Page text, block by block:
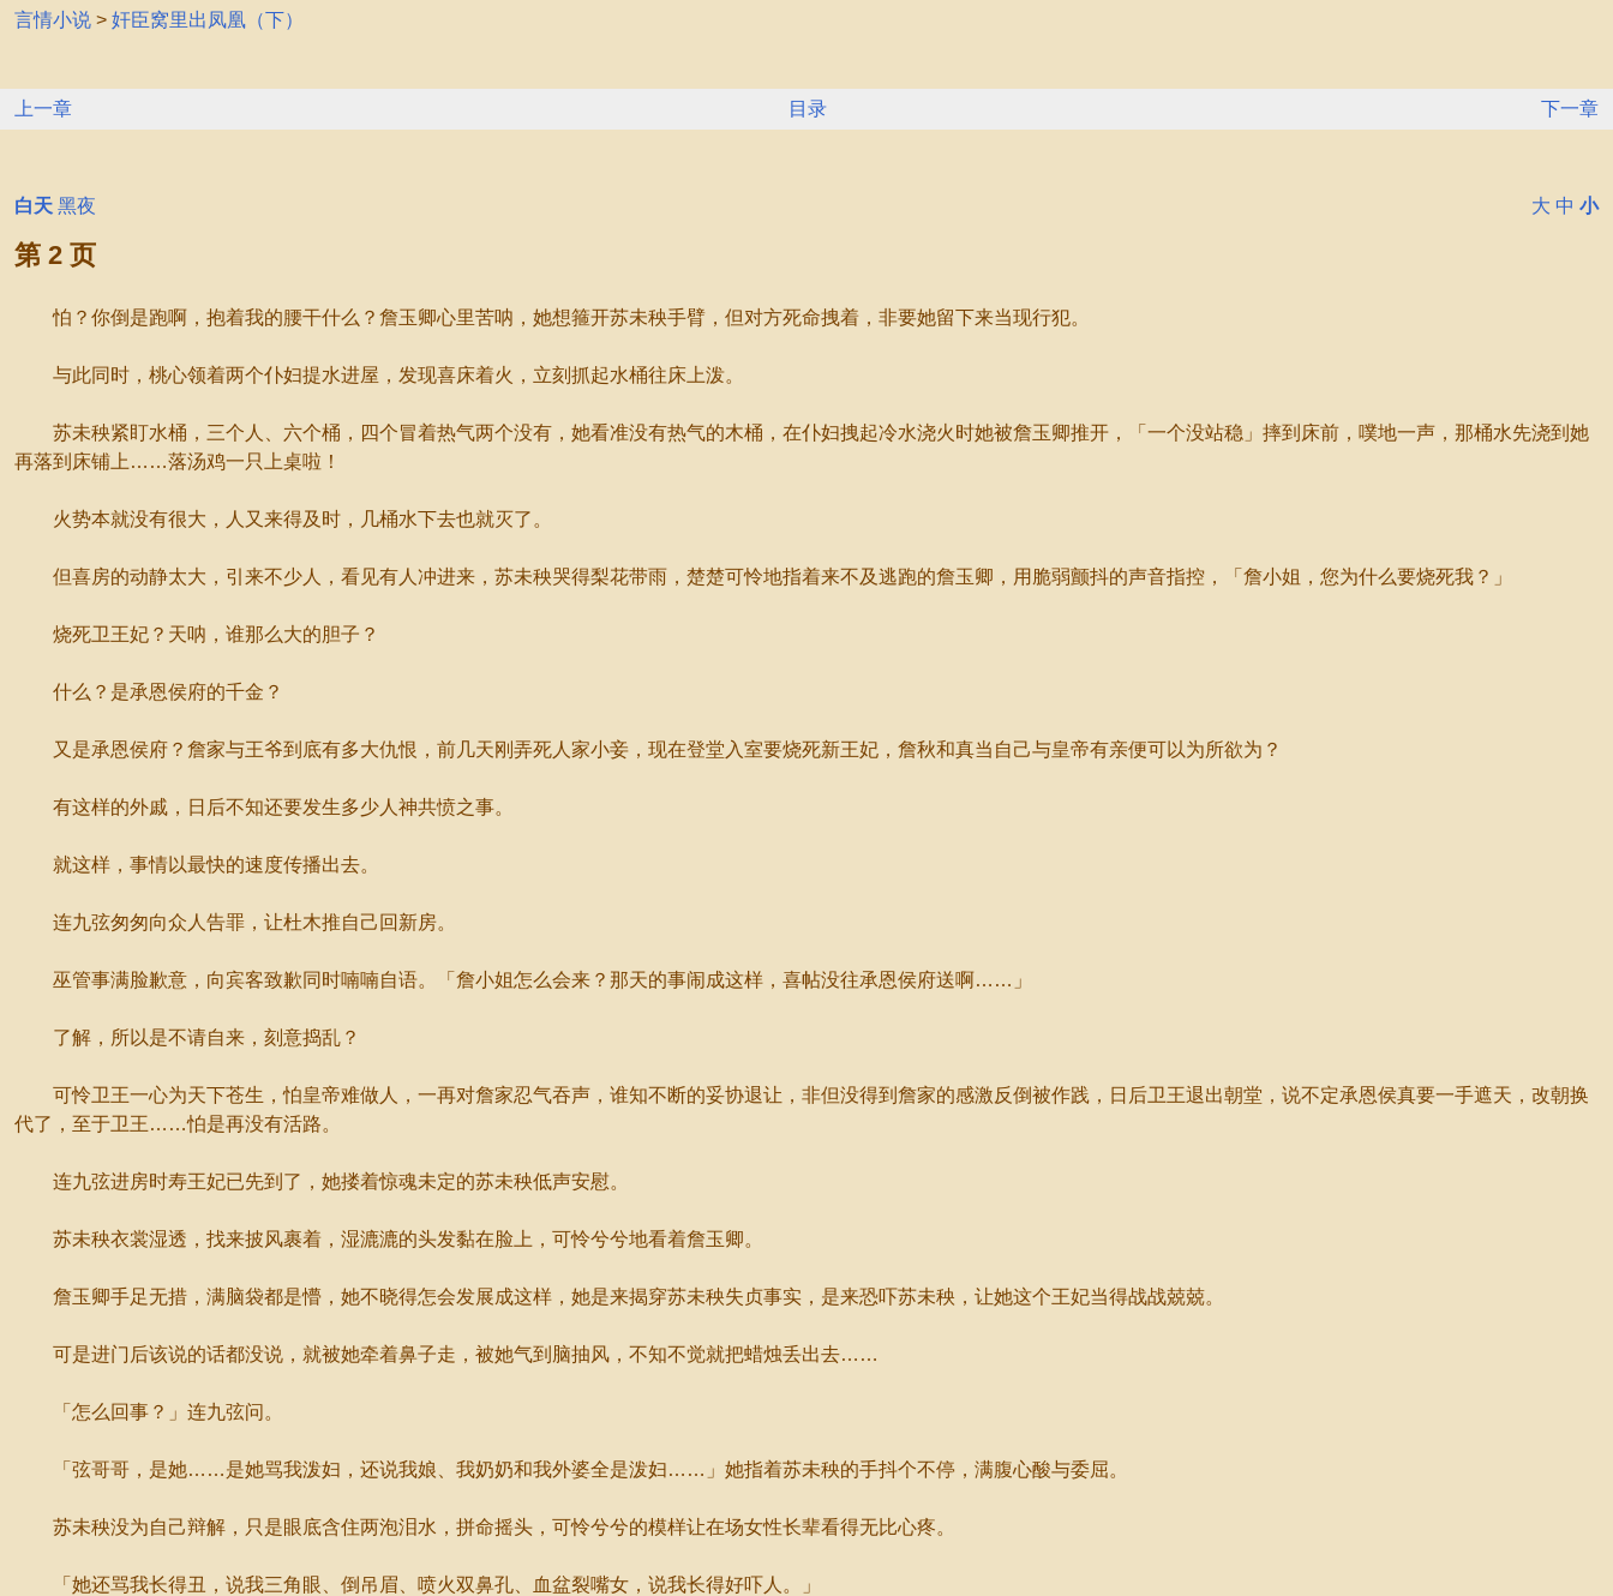
言情小说 > 奸臣窝里出凤凰（下）
上一章 目录 下一章
白天 黑夜 大 中 小
第 2 页
怕？你倒是跑啊，抱着我的腰干什么？詹玉卿心里苦呐，她想箍开苏未秧手臂，但对方死命拽着，非要她留下来当现行犯。
与此同时，桃心领着两个仆妇提水进屋，发现喜床着火，立刻抓起水桶往床上泼。
苏未秧紧盯水桶，三个人、六个桶，四个冒着热气两个没有，她看准没有热气的木桶，在仆妇拽起冷水浇火时她被詹玉卿推开，「一个没站稳」摔到床前，噗地一声，那桶水先浇到她
再落到床铺上……落汤鸡一只上桌啦！
火势本就没有很大，人又来得及时，几桶水下去也就灭了。
但喜房的动静太大，引来不少人，看见有人冲进来，苏未秧哭得梨花带雨，楚楚可怜地指着来不及逃跑的詹玉卿，用脆弱颤抖的声音指控，「詹小姐，您为什么要烧死我？」
烧死卫王妃？天呐，谁那么大的胆子？
什么？是承恩侯府的千金？
又是承恩侯府？詹家与王爷到底有多大仇恨，前几天刚弄死人家小妾，现在登堂入室要烧死新王妃，詹秋和真当自己与皇帝有亲便可以为所欲为？
有这样的外戚，日后不知还要发生多少人神共愤之事。
就这样，事情以最快的速度传播出去。
连九弦匆匆向众人告罪，让杜木推自己回新房。
巫管事满脸歉意，向宾客致歉同时喃喃自语。「詹小姐怎么会来？那天的事闹成这样，喜帖没往承恩侯府送啊……」
了解，所以是不请自来，刻意捣乱？
可怜卫王一心为天下苍生，怕皇帝难做人，一再对詹家忍气吞声，谁知不断的妥协退让，非但没得到詹家的感激反倒被作践，日后卫王退出朝堂，说不定承恩侯真要一手遮天，改朝换
代了，至于卫王……怕是再没有活路。
连九弦进房时寿王妃已先到了，她搂着惊魂未定的苏未秧低声安慰。
苏未秧衣裳湿透，找来披风裹着，湿漉漉的头发黏在脸上，可怜兮兮地看着詹玉卿。
詹玉卿手足无措，满脑袋都是懵，她不晓得怎会发展成这样，她是来揭穿苏未秧失贞事实，是来恐吓苏未秧，让她这个王妃当得战战兢兢。
可是进门后该说的话都没说，就被她牵着鼻子走，被她气到脑抽风，不知不觉就把蜡烛丢出去……
「怎么回事？」连九弦问。
「弦哥哥，是她……是她骂我泼妇，还说我娘、我奶奶和我外婆全是泼妇……」她指着苏未秧的手抖个不停，满腹心酸与委屈。
苏未秧没为自己辩解，只是眼底含住两泡泪水，拼命摇头，可怜兮兮的模样让在场女性长辈看得无比心疼。
「她还骂我长得丑，说我三角眼、倒吊眉、喷火双鼻孔、血盆裂嘴女，说我长得好吓人。」